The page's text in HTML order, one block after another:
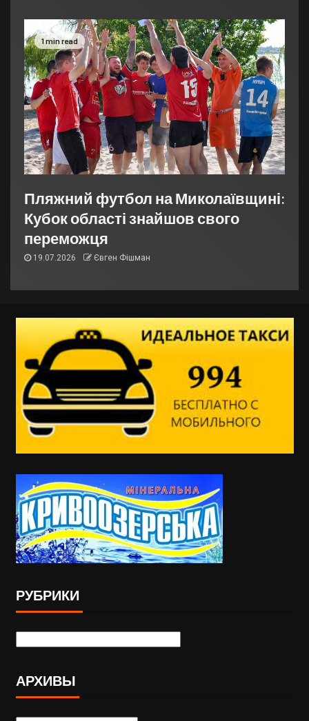
1 min read
Пляжний футбол на Миколаївщині:
Кубок області знайшов свого
переможця
19.07.2026 Євген Фішман
РУБРИКИ
АРХИВЫ